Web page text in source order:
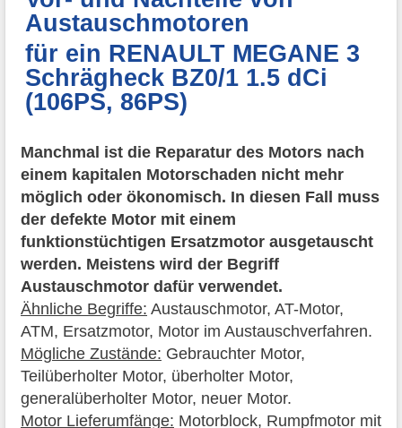
Austauschmotoren
für ein RENAULT MEGANE 3
Schrägheck BZ0/1 1.5 dCi
(106PS, 86PS)
Manchmal ist die Reparatur des Motors nach
einem kapitalen Motorschaden nicht mehr
möglich oder ökonomisch. In diesen Fall muss
der defekte Motor mit einem
funktionstüchtigen Ersatzmotor ausgetauscht
werden. Meistens wird der Begriff
Austauschmotor dafür verwendet.
Ähnliche Begriffe: Austauschmotor, AT-Motor,
ATM, Ersatzmotor, Motor im Austauschverfahren.
Mögliche Zustände: Gebrauchter Motor,
Teilüberholter Motor, überholter Motor,
generalüberholter Motor, neuer Motor.
Motor Lieferumfänge: Motorblock, Rumpfmotor mit